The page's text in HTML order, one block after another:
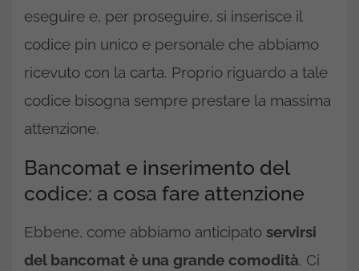
eseguire e, per proseguire, si inserisce il
codice pin unico e personale che abbiamo
ricevuto con la carta. Proprio riguardo a tale
codice bisogna sempre prestare la massima
attenzione.
Bancomat e inserimento del
codice: a cosa fare attenzione
Ebbene, come abbiamo anticipato servirsi
del bancomat è una grande comodità. Ci